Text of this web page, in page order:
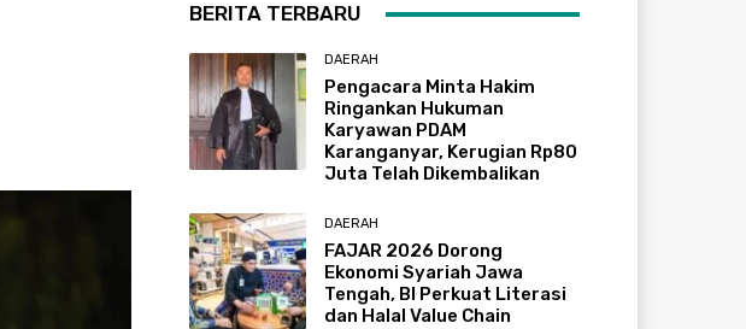
BERITA TERBARU
DAERAH
Pengacara Minta Hakim
Ringankan Hukuman
Karyawan PDAM
Karanganyar, Kerugian Rp80
Juta Telah Dikembalikan
DAERAH
FAJAR 2026 Dorong
Ekonomi Syariah Jawa
Tengah, BI Perkuat Literasi
dan Halal Value Chain